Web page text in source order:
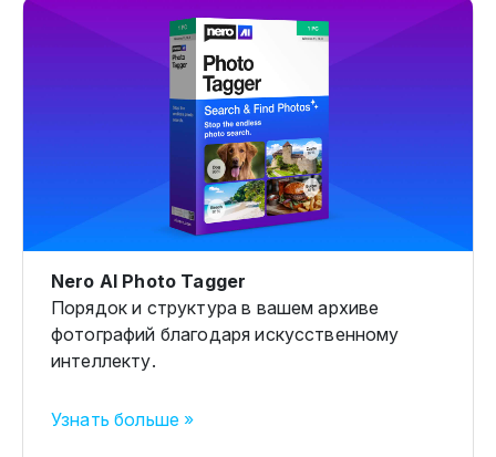
Nero AI Photo Tagger
Порядок и структура в вашем архиве
фотографий благодаря искусственному
интеллекту.
Узнать больше »